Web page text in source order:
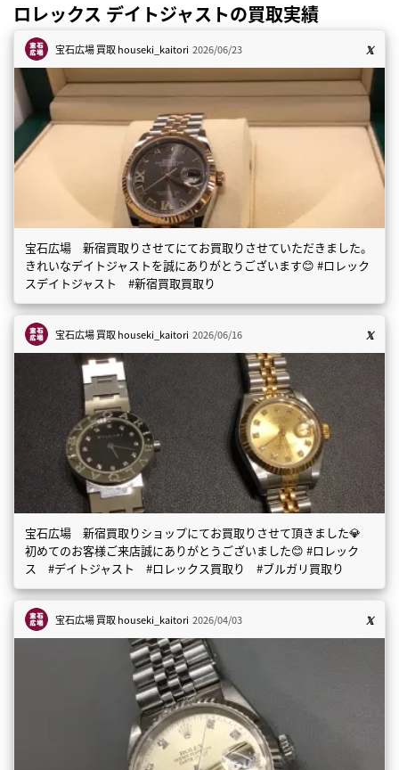
ロレックス デイトジャストの買取実績
宝石広場 買取houseki_kaitori 2026/06/23
宝石広場 新宿買取りさせてにてお買取りさせていただきました。
きれいなデイトジャストを誠にありがとうございます😊 #ロレック
スデイトジャスト #新宿買取買取り
宝石広場 買取houseki_kaitori 2026/06/16
宝石広場 新宿買取りショップにてお買取りさせて頂きました💎
初めてのお客様ご来店誠にありがとうございました😊 #ロレック
ス #デイトジャスト #ロレックス買取り #ブルガリ買取り
宝石広場 買取houseki_kaitori 2026/04/03